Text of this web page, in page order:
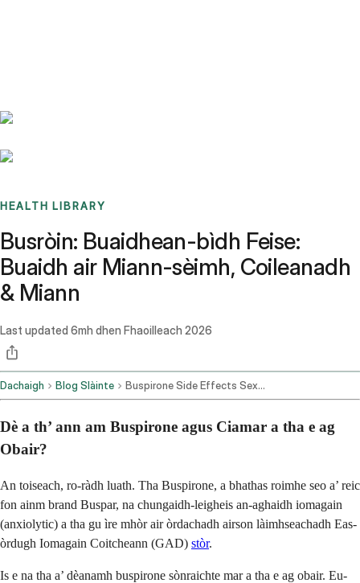
HEALTH LIBRARY
Busròin: Buaidhean-bìdh Feise:
Buaidh air Miann-sèimh, Coileanadh
& Miann
Last updated 6mh dhen Fhaoilleach 2026
Dachaigh Blog Slàinte Buspirone Side Effects Sexually
Dè a th’ ann am Buspirone agus Ciamar a tha e ag
Obair?
An toiseach, ro-ràdh luath. Tha Buspirone, a bhathas roimhe seo a’ reic
fon ainm brand Buspar, na chungaidh-leigheis an-aghaidh iomagain
(anxiolytic) a tha gu ìre mhòr air òrdachadh airson làimhseachadh Eas-
òrdugh Iomagain Coitcheann (GAD) stòr.
Is e na tha a’ dèanamh buspirone sònraichte mar a tha e ag obair. Eu-